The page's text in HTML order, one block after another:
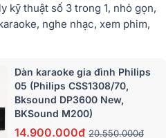
kỹ thuật số 3 trong 1, nhỏ gọn,
nghe nhạc, xem phim,
Dàn karaoke gia đình Philips
05 (Philips CSS1308/70,
Bksound DP3600 New,
BKSound M200)
14.900.000đ 20.550.000đ